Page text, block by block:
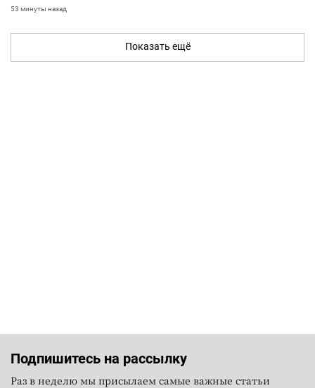
53 минуты назад
Показать ещё
Подпишитесь на рассылку
Раз в неделю мы присылаем самые важные статьи